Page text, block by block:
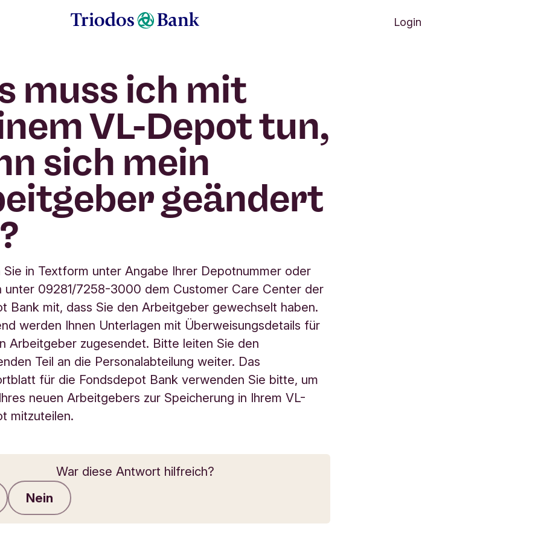
Login
muss ich mit
VL-Depot tun,
sich mein
geändert
Sie in Textform unter Angabe Ihrer Depotnummer oder
unter 09281/7258-3000 dem Customer Care Center der
Bank mit, dass Sie den Arbeitgeber gewechselt haben.
werden Ihnen Unterlagen mit Überweisungsdetails für
Arbeitgeber zugesendet. Bitte leiten Sie den
Teil an die Personalabteilung weiter. Das
für die Fondsdepot Bank verwenden Sie bitte, um
neuen Arbeitgebers zur Speicherung in Ihrem VL-
mitzuteilen.
War diese Antwort hilfreich?
Nein
Feedback senden